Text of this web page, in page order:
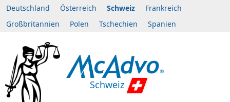
Deutschland Österreich Schweiz
Frankreich
Großbritannien
Polen Tschechien Spanien
Schweiz